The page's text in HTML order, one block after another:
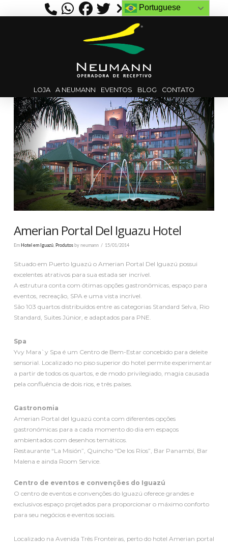
LOJA A NEUMANN EVENTOS BLOG CONTATO
Amerian Portal Del Iguazu Hotel
Em Hotel em Iguazú, Produtosby neumann 15/01/2014
Situado em Puerto Iguazú o Amerian Portal Del Iguazú possui
excelentes atrativos para sua estada ser incrível.
A estrutura conta com ótimas opções gastronômicas, espaço para
eventos, recreação, SPA e uma vista incrível.
São 103 quartos distribuídos entre as categorias Standard Selva, Rio
Standard, Suites Júnior, e adaptados para PNE.
Spa
Yvy Mara`y Spa é um Centro de Bem-Estar concebido para deleite
sensorial. Localizado no piso superior do hotel permite experimentar
a partir de todos os quartos, e de modo privilegiado, magia causada
pela confluência de dois rios, e três países.
Gastronomia
Amerian Portal del Iguazú conta com diferentes opções
gastronómicas para a cada momento do dia em espaços
ambientados com desenhos temáticos.
Restaurante “La Misión”, Quincho “De los Ríos”, Bar Panambí, Bar
Malena e ainda Room Service.
Centro de eventos e convenções do Iguazú
O centro de eventos e convenções do Iguazú oferece grandes e
exclusivos espaço projetados para proporcionar o máximo conforto
para seu negócios e eventos sociais.
Localizado na Avenida Três Fronteiras, perto do hotel Amerian portal
Portuguese